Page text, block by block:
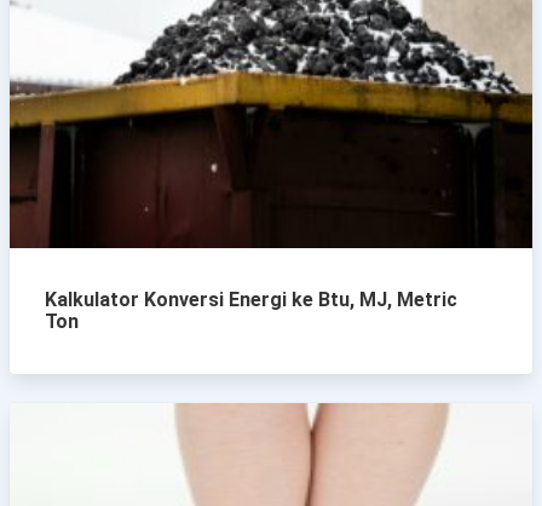
Kalkulator Konversi Energi ke Btu, MJ, Metric
Ton